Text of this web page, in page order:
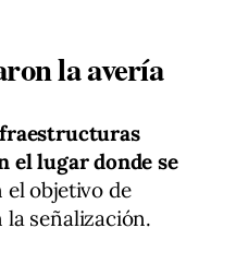
la avería
el lugar donde se
el objetivo de
señalización.